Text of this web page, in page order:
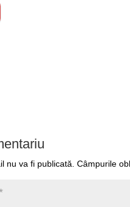
nu va fi publicată. Câmpurile